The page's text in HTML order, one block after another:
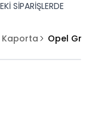
SİPARİŞLERDE
Kaporta Opel